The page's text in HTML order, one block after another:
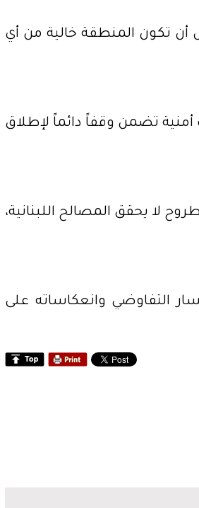
أن تكون المنطقة خالية من أي
أمنية تضمن وقفاً دائماً لإطلاق
لا يحقق المصالح اللبنانية،
التفاوضي وانعكاساته على